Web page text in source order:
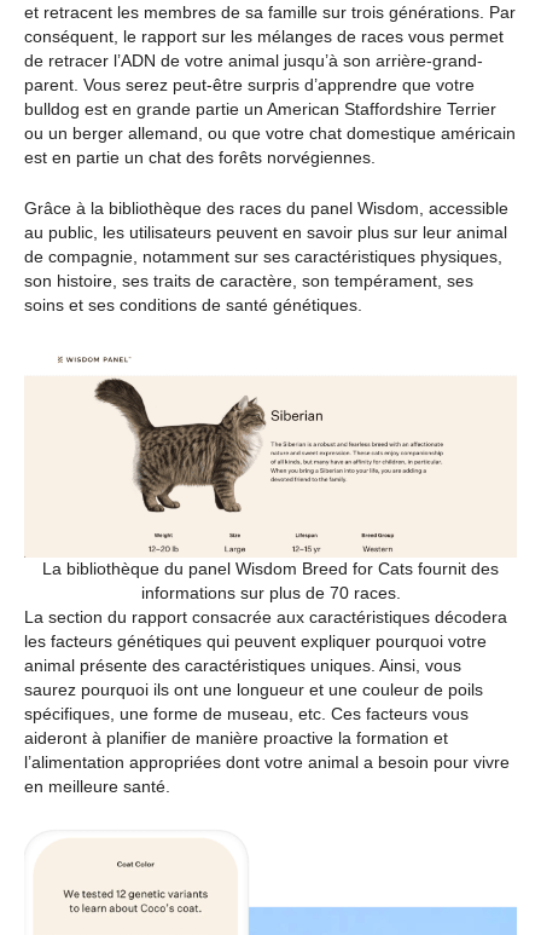
et retracent les membres de sa famille sur trois générations. Par
conséquent, le rapport sur les mélanges de races vous permet
de retracer l’ADN de votre animal jusqu’à son arrière-grand-
parent. Vous serez peut-être surpris d’apprendre que votre
bulldog est en grande partie un American Staffordshire Terrier
ou un berger allemand, ou que votre chat domestique américain
est en partie un chat des forêts norvégiennes.
Grâce à la bibliothèque des races du panel Wisdom, accessible
au public, les utilisateurs peuvent en savoir plus sur leur animal
de compagnie, notamment sur ses caractéristiques physiques,
son histoire, ses traits de caractère, son tempérament, ses
soins et ses conditions de santé génétiques.
La bibliothèque du panel Wisdom Breed for Cats fournit des
informations sur plus de 70 races.
La section du rapport consacrée aux caractéristiques décodera
les facteurs génétiques qui peuvent expliquer pourquoi votre
animal présente des caractéristiques uniques. Ainsi, vous
saurez pourquoi ils ont une longueur et une couleur de poils
spécifiques, une forme de museau, etc. Ces facteurs vous
aideront à planifier de manière proactive la formation et
l’alimentation appropriées dont votre animal a besoin pour vivre
en meilleure santé.